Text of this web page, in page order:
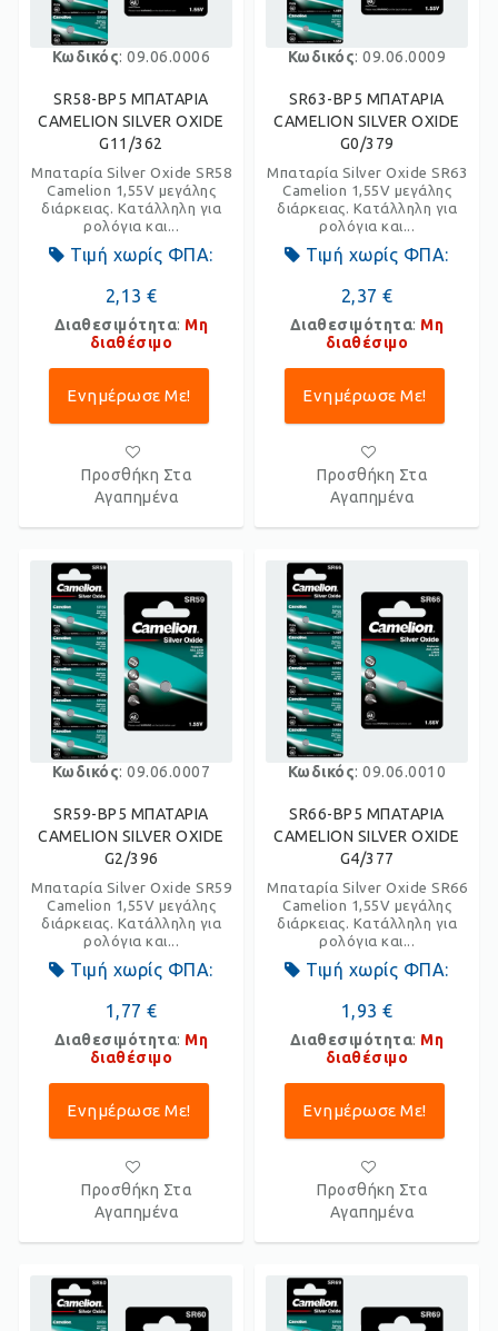
Κωδικός: 09.06.0006
SR58-BP5 ΜΠΑΤΑΡΙΑ
CAMELION SILVER OXIDE
G11/362
Μπαταρία Silver Oxide SR58
Camelion 1,55V μεγάλης
διάρκειας. Κατάλληλη για
ρολόγια και...
Τιμή χωρίς ΦΠΑ:
2,13 €
Διαθεσιμότητα: Μη
διαθέσιμο
Ενημέρωσε Με!
Προσθήκη Στα
Αγαπημένα
Κωδικός: 09.06.0007
SR59-BP5 ΜΠΑΤΑΡΙΑ
CAMELION SILVER OXIDE
G2/396
Μπαταρία Silver Oxide SR59
Camelion 1,55V μεγάλης
διάρκειας. Κατάλληλη για
ρολόγια και...
Τιμή χωρίς ΦΠΑ:
1,77 €
Διαθεσιμότητα: Μη
διαθέσιμο
Ενημέρωσε Με!
Προσθήκη Στα
Αγαπημένα
Κωδικός: 09.06.0009
SR63-BP5 ΜΠΑΤΑΡΙΑ
CAMELION SILVER OXIDE
G0/379
Μπαταρία Silver Oxide SR63
Camelion 1,55V μεγάλης
διάρκειας. Κατάλληλη για
ρολόγια και...
Τιμή χωρίς ΦΠΑ:
2,37 €
Διαθεσιμότητα: Μη
διαθέσιμο
Ενημέρωσε Με!
Προσθήκη Στα
Αγαπημένα
Κωδικός: 09.06.0010
SR66-BP5 ΜΠΑΤΑΡΙΑ
CAMELION SILVER OXIDE
G4/377
Μπαταρία Silver Oxide SR66
Camelion 1,55V μεγάλης
διάρκειας. Κατάλληλη για
ρολόγια και...
Τιμή χωρίς ΦΠΑ:
1,93 €
Διαθεσιμότητα: Μη
διαθέσιμο
Ενημέρωσε Με!
Προσθήκη Στα
Αγαπημένα